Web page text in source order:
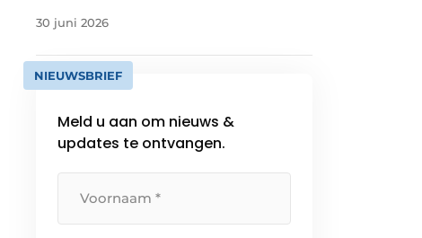
30 juni 2026
NIEUWSBRIEF
Meld u aan om nieuws &
updates te ontvangen.